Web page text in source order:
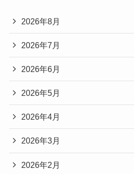
2026年8月
2026年7月
2026年6月
2026年5月
2026年4月
2026年3月
2026年2月